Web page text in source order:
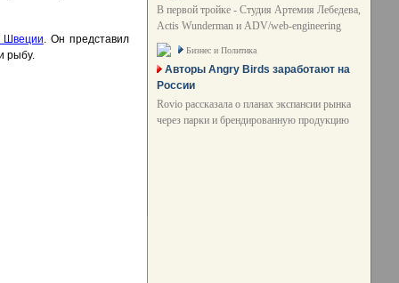
Швеции. Он представил
рыбу.
В первой тройке - Студия Артемия Лебедева,
Actis Wunderman и ADV/web-engineering
Бизнес и Политика
Авторы Angry Birds заработают на
России
Rovio рассказала о планах экспансии рынка
через парки и брендированную продукцию